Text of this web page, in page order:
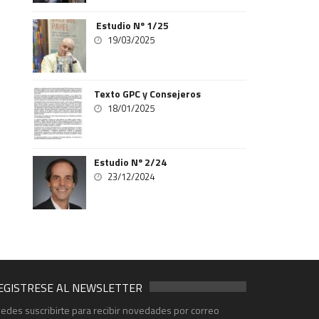
Estudio Nº 1/25
19/03/2025
Texto GPC y Consejeros
18/01/2025
Estudio Nº 2/24
23/12/2024
AL NEWSLETTER
suscribirte para recibir novedades por correo